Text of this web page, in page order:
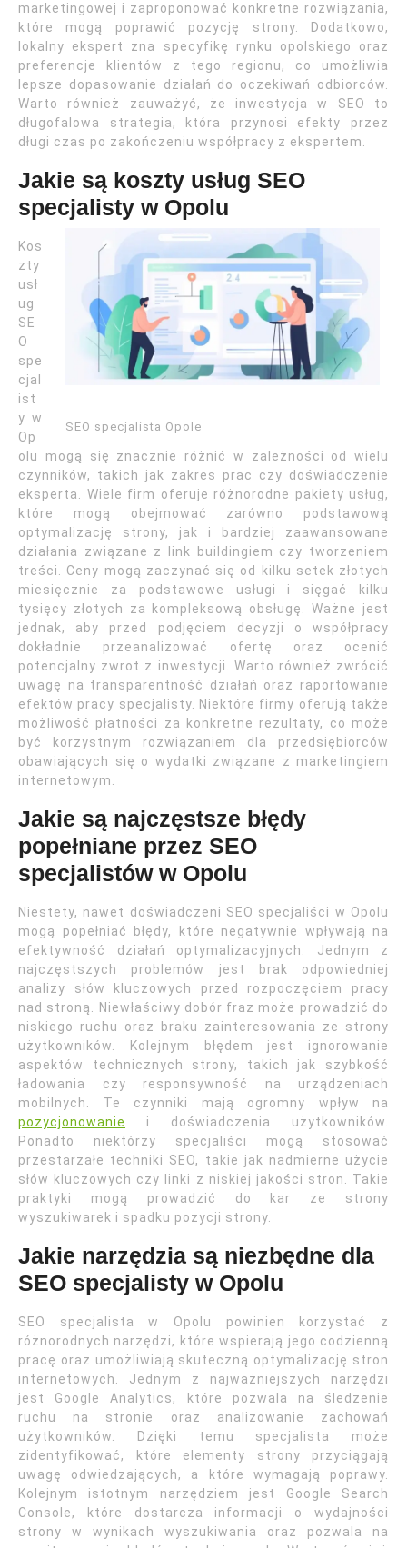
marketingowej i zaproponować konkretne rozwiązania,
które mogą poprawić pozycję strony. Dodatkowo,
lokalny ekspert zna specyfikę rynku opolskiego oraz
preferencje klientów z tego regionu, co umożliwia
lepsze dopasowanie działań do oczekiwań odbiorców.
Warto również zauważyć, że inwestycja w SEO to
długofalowa strategia, która przynosi efekty przez
długi czas po zakończeniu współpracy z ekspertem.
Jakie są koszty usług SEO
specjalisty w Opolu
SEO specjalista Opole
Kos
zty
usł
ug
SE
O
spe
cjal
ist
y w
Op
olu mogą się znacznie różnić w zależności od wielu
czynników, takich jak zakres prac czy doświadczenie
eksperta. Wiele firm oferuje różnorodne pakiety usług,
które mogą obejmować zarówno podstawową
optymalizację strony, jak i bardziej zaawansowane
działania związane z link buildingiem czy tworzeniem
treści. Ceny mogą zaczynać się od kilku setek złotych
miesięcznie za podstawowe usługi i sięgać kilku
tysięcy złotych za kompleksową obsługę. Ważne jest
jednak, aby przed podjęciem decyzji o współpracy
dokładnie przeanalizować ofertę oraz ocenić
potencjalny zwrot z inwestycji. Warto również zwrócić
uwagę na transparentność działań oraz raportowanie
efektów pracy specjalisty. Niektóre firmy oferują także
możliwość płatności za konkretne rezultaty, co może
być korzystnym rozwiązaniem dla przedsiębiorców
obawiających się o wydatki związane z marketingiem
internetowym.
Jakie są najczęstsze błędy
popełniane przez SEO
specjalistów w Opolu
Niestety, nawet doświadczeni SEO specjaliści w Opolu
mogą popełniać błędy, które negatywnie wpływają na
efektywność działań optymalizacyjnych. Jednym z
najczęstszych problemów jest brak odpowiedniej
analizy słów kluczowych przed rozpoczęciem pracy
nad stroną. Niewłaściwy dobór fraz może prowadzić do
niskiego ruchu oraz braku zainteresowania ze strony
użytkowników. Kolejnym błędem jest ignorowanie
aspektów technicznych strony, takich jak szybkość
ładowania czy responsywność na urządzeniach
mobilnych. Te czynniki mają ogromny wpływ na
pozycjonowanie
i doświadczenia użytkowników.
Ponadto niektórzy specjaliści mogą stosować
przestarzałe techniki SEO, takie jak nadmierne użycie
słów kluczowych czy linki z niskiej jakości stron. Takie
praktyki mogą prowadzić do kar ze strony
wyszukiwarek i spadku pozycji strony.
Jakie narzędzia są niezbędne dla
SEO specjalisty w Opolu
SEO specjalista w Opolu powinien korzystać z
różnorodnych narzędzi, które wspierają jego codzienną
pracę oraz umożliwiają skuteczną optymalizację stron
internetowych. Jednym z najważniejszych narzędzi
jest Google Analytics, które pozwala na śledzenie
ruchu na stronie oraz analizowanie zachowań
użytkowników. Dzięki temu specjalista może
zidentyfikować, które elementy strony przyciągają
uwagę odwiedzających, a które wymagają poprawy.
Kolejnym istotnym narzędziem jest Google Search
Console, które dostarcza informacji o wydajności
strony w wynikach wyszukiwania oraz pozwala na